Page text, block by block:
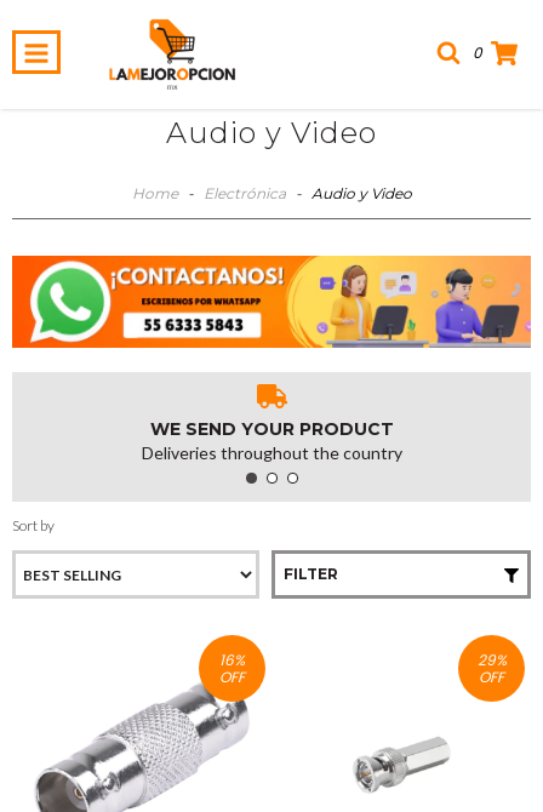
0
Audio y Video
Home - Electrónica - Audio y Video
WE SEND YOUR PRODUCT
Deliveries throughout the country
Sort by
FILTER
16%
OFF
29%
OFF